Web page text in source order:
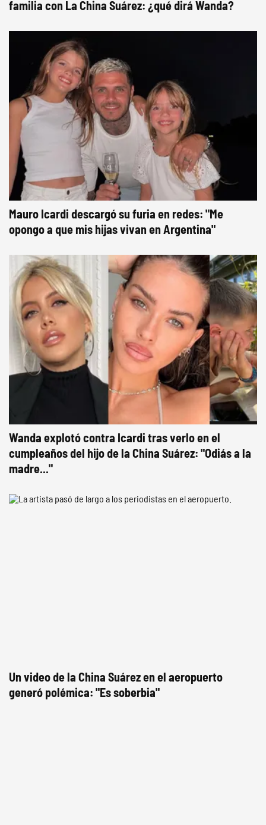
familia con La China Suárez: ¿qué dirá Wanda?
Mauro Icardi descargó su furia en redes: "Me
opongo a que mis hijas vivan en Argentina"
Wanda explotó contra Icardi tras verlo en el
cumpleaños del hijo de la China Suárez: "Odiás a la
madre..."
Un video de la China Suárez en el aeropuerto
generó polémica: "Es soberbia"